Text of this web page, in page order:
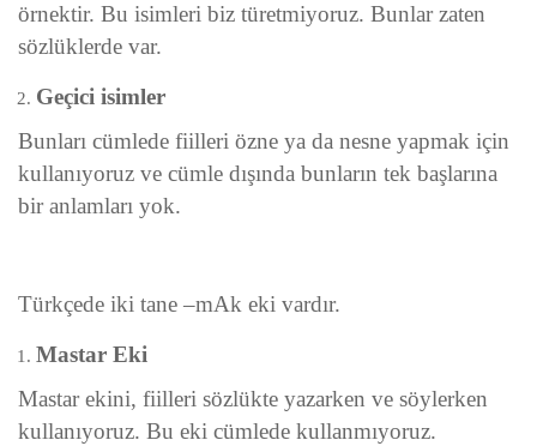
örnektir. Bu isimleri biz türetmiyoruz. Bunlar zaten
sözlüklerde var.
Geçici isimler
Bunları cümlede fiilleri özne ya da nesne yapmak için
kullanıyoruz ve cümle dışında bunların tek başlarına
bir anlamları yok.
Türkçede iki tane –mAk eki vardır.
Mastar Eki
Mastar ekini, fiilleri sözlükte yazarken ve söylerken
kullanıyoruz. Bu eki cümlede kullanmıyoruz.